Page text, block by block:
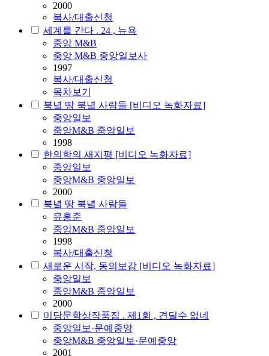
2000
복사/대출신청
세계를 간다 . 24 , 뉴욕
중앙 M&B
중앙 M&B 중앙일보사
1997
복사/대출신청
목차보기
북녘 땅 북녘 사람들 [비디오 녹화자료]
중앙일보
중앙M&B 중앙일보
1998
한의학의 새지평 [비디오 녹화자료]
중앙일보
중앙M&B 중앙일보
2000
북녘 땅 북녘 사람들
유홍준
중앙M&B 중앙일보
1998
복사/대출신청
새로운 시작, 동의보감 [비디오 녹화자료]
중앙일보
중앙M&B 중앙일보
2000
미당문학상작품집 . 제1회 , 견딜수 없네
중앙일보·문예중앙
중앙M&B 중앙일보·문예중앙
2001